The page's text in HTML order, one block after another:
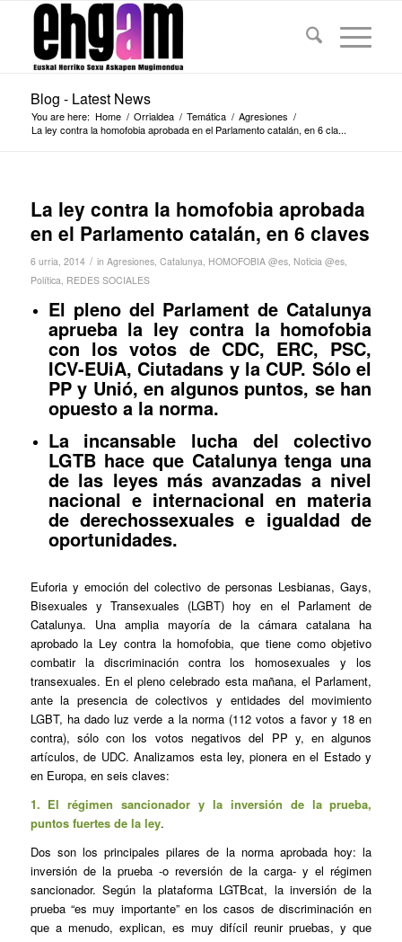
Blog - Latest News
You are here: Home / Orrialdea / Temática / Agresiones /
La ley contra la homofobia aprobada en el Parlamento catalán, en 6 cla...
La ley contra la homofobia aprobada
en el Parlamento catalán, en 6 claves
6 urria, 2014 / in Agresiones, Catalunya, HOMOFOBIA @es, Noticia @es,
Política, REDES SOCIALES
El pleno del Parlament de Catalunya
aprueba la ley contra la homofobia
con los votos de CDC, ERC, PSC,
ICV-EUiA, Ciutadans y la CUP. Sólo el
PP y Unió, en algunos puntos, se han
opuesto a la norma.
La
incansable lucha del colectivo
LGTB hace que Catalunya tenga una
de las leyes más avanzadas a nivel
nacional e internacionalen materia
de derechossexuales e igualdad de
oportunidades.
Euforia y emoción del colectivo de personas Lesbianas, Gays,
Bisexuales y Transexuales (LGBT) hoy en el Parlament de
Catalunya. Una amplia mayoría de la cámara catalana ha
aprobado la Ley contra la homofobia, que tiene como objetivo
combatir la discriminación contra los homosexuales y los
transexuales. En el pleno celebrado esta mañana, el Parlament,
ante la presencia de colectivos y entidades del movimiento
LGBT, ha dado luz verde a la norma (112 votos a favor y 18 en
contra), sólo con los votos negativos del PP y, en algunos
artículos, de UDC. Analizamos esta ley, pionera en el Estado y
en Europa, en seis claves:
1. El régimen sancionador y la inversión de la prueba,
puntos fuertes de la ley.
Dos son los principales pilares de la norma aprobada hoy: la
inversión de la prueba -o reversión de la carga- y el régimen
sancionador. Según la plataforma LGTBcat, la inversión de la
prueba “es muy importante” en los casos de discriminación en
que a menudo, explican, es muy difícil reunir pruebas, y que